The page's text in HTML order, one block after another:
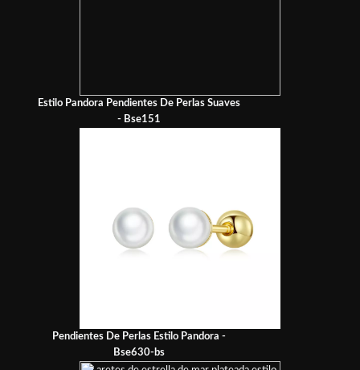
Estilo Pandora Pendientes De Perlas Suaves
- Bse151
Pendientes De Perlas Estilo Pandora -
Bse630-bs